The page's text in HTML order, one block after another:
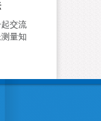
交流
量知